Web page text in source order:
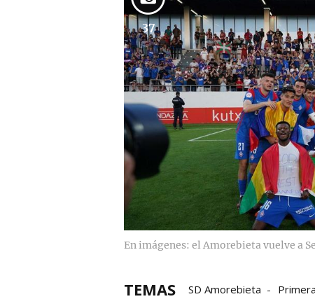
37
En imágenes: el Amorebieta vuelve a
TEMAS SD Amorebieta